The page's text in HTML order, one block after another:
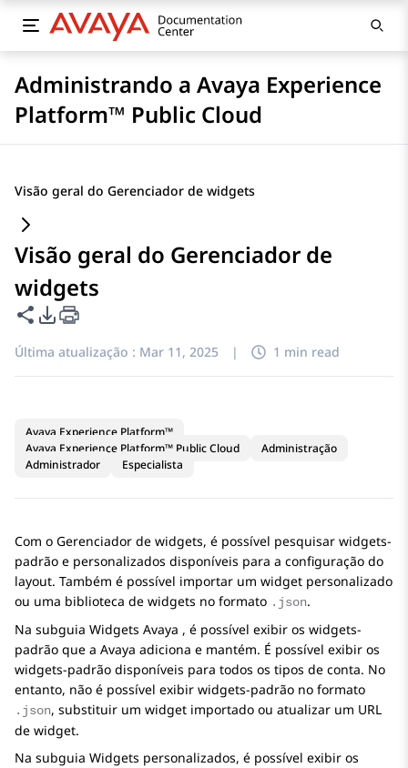
Administrando a Avaya Experience
Platform™ Public Cloud
Visão geral do Gerenciador de widgets
Visão geral do Gerenciador de
widgets
Compartilhar esta página
Opções de exportação de PDF
Última atualização : Mar 11, 2025 | 1 min read
Avaya Experience Platform™
Avaya Experience Platform™ Public Cloud
Administração
Administrador
Especialista
Com o Gerenciador de widgets, é possível pesquisar widgets-
padrão e personalizados disponíveis para a configuração do
layout. Também é possível importar um widget personalizado
ou uma biblioteca de widgets no formato .json.
Na subguia Widgets Avaya , é possível exibir os widgets-
padrão que a Avaya adiciona e mantém. É possível exibir os
widgets-padrão disponíveis para todos os tipos de conta. No
entanto, não é possível exibir widgets-padrão no formato
.json, substituir um widget importado ou atualizar um URL
de widget.
Na subguia Widgets personalizados, é possível exibir os